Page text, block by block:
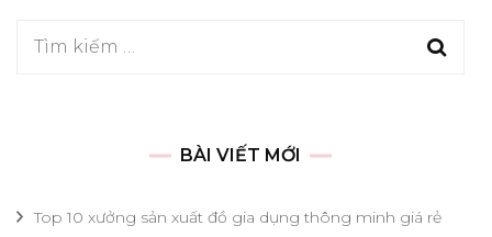
Tìm
BÀI VIẾT MỚI
Top 10 xưởng sản xuất đồ gia dụng thông minh giá rẻ